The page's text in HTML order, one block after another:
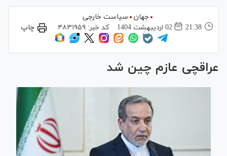
جهان
سیاست خارجی
21:38
02 ارديبهشت 1404 کد خبر:۴۸۳۱۹۵۹ چاپ
عراقچی عازم چین شد